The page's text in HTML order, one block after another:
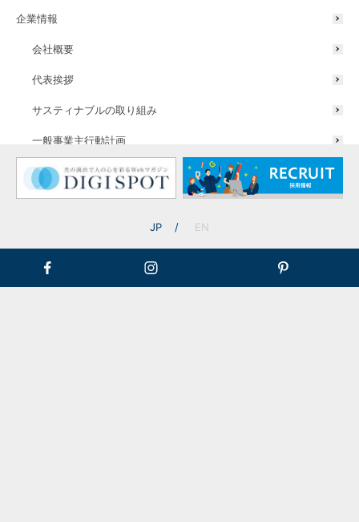
企業情報
会社概要
代表挨拶
サスティナブルの取り組み
一般事業主行動計画
JP EN
ガーデンアップライト デコレーションライト
エントランス